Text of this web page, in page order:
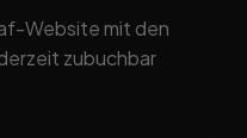
Website mit den
zubuchbar